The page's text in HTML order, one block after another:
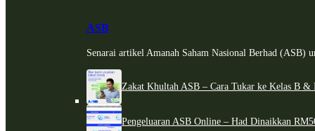
ASB
Senarai artikel Amanah Saham Nasional Berhad (ASB)
Zakat Khultah ASB – Cara Tukar ke Kelas B &
Pengeluaran ASB Online – Had Dinaikkan